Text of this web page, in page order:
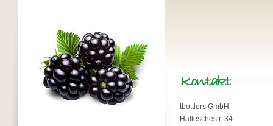
tbottlers GmbH
Halleschestr. 34